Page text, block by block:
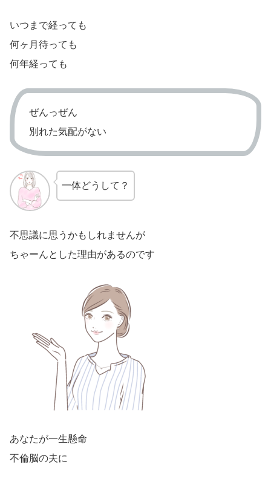
いつまで経っても
何ヶ月待っても
何年経っても
ぜんっぜん
別れた気配がない
一体どうして？
不思議に思うかもしれませんが
ちゃーんとした理由があるのです
あなたが一生懸命
不倫脳の夫に